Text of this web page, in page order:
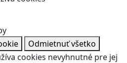
Odmietnuť všetko
cookies nevyhnutné pre jej